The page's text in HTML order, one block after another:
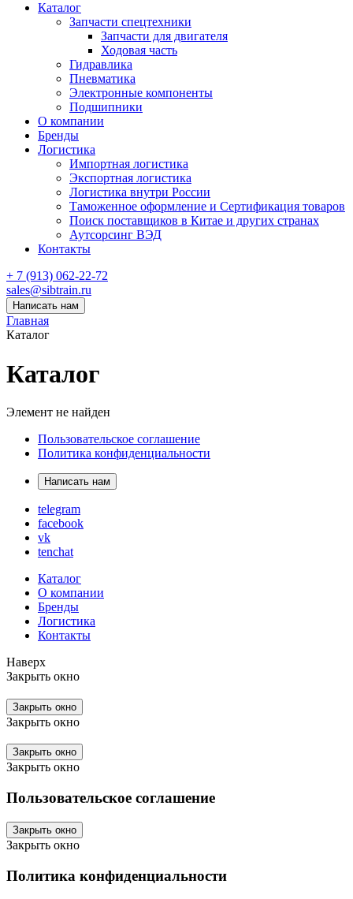
Каталог
Запчасти спецтехники
Запчасти для двигателя
Ходовая часть
Гидравлика
Пневматика
Электронные компоненты
Подшипники
О компании
Бренды
Логистика
Импортная логистика
Экспортная логистика
Логистика внутри России
Таможенное оформление и Сертификация товаров
Поиск поставщиков в Китае и других странах
Аутсорсинг ВЭД
Контакты
+ 7 (913) 062-22-72
sales@sibtrain.ru
Написать нам
Главная
Каталог
Каталог
Элемент не найден
Пользовательское соглашение
Политика конфиденциальности
Написать нам
telegram
facebook
vk
tenchat
Каталог
О компании
Бренды
Логистика
Контакты
Наверх
Закрыть окно
Закрыть окно
Закрыть окно
Закрыть окно
Закрыть окно
Пользовательское соглашение
Закрыть окно
Закрыть окно
Политика конфиденциальности